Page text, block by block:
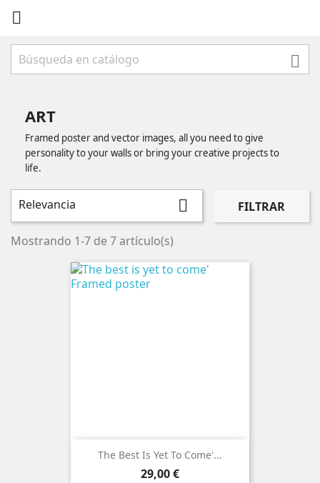


ART
Framed poster and vector images, all you need to give
personality to your walls or bring your creative projects to
life.
Relevancia  FILTRAR
Mostrando 1-7 de 7 artículo(s)
The Best Is Yet To Come'...
Precio
29,00 €